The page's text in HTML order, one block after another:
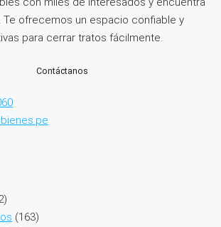
Te ofrecemos un espacio confiable y
para cerrar tratos fácilmente.
Contáctanos
(163)